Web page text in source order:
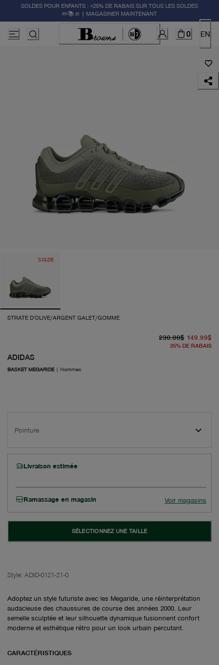
SOLDES POUR ENFANTS : +25% DE RABAIS SUR TOUS LES SOLDES
✏️📚🚸 | MAGASINER MAINTENANT
0 EN
SOLDE
STRATE D'OLIVE/ARGENT GALET/GOMME
ADIDAS
BASKET MEGARIDE| Hommes
230.00$ 149.99$
35% DE RABAIS
Pointure
Livraison estimée
Ramassage en magasin Voir magasins
SÉLECTIONNEZ UNE TAILLE
Style: ADID-0121-21-0
Adoptez un style futuriste avec les Megaride, une réinterprétation
audacieuse des chaussures de course des années 2000. Leur
semelle sculptée et leur silhouette dynamique fusionnent confort
moderne et esthétique rétro pour un look urbain percutant.
CARACTÉRISTIQUES